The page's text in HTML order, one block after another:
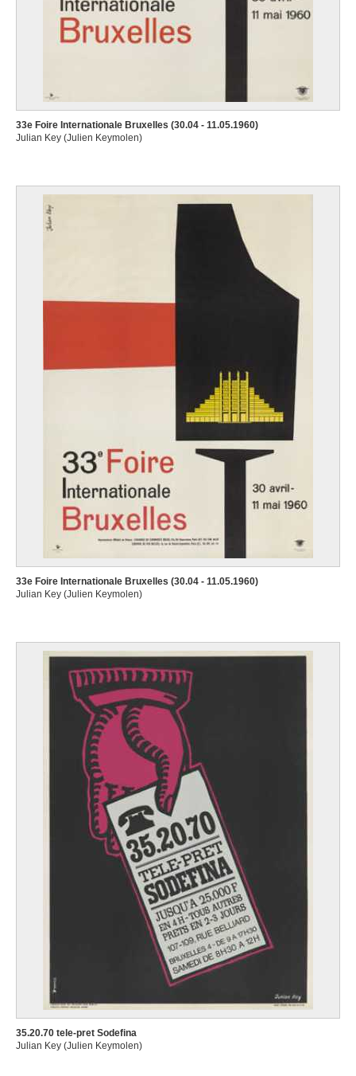
33e Foire Internationale Bruxelles (30.04 - 11.05.1960)
Julian Key (Julien Keymolen)
33e Foire Internationale Bruxelles (30.04 - 11.05.1960)
Julian Key (Julien Keymolen)
35.20.70 tele-pret Sodefina
Julian Key (Julien Keymolen)